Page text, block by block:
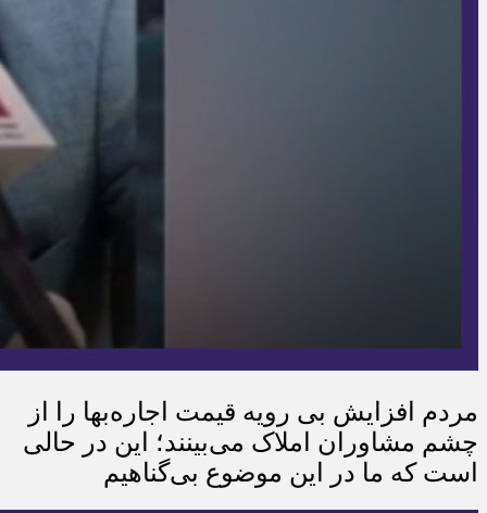
مردم افزایش بی رویه قیمت اجاره‌بها را از
چشم مشاوران املاک می‌بینند؛ این در حالی
است که ما در این موضوع بی‌گناهیم